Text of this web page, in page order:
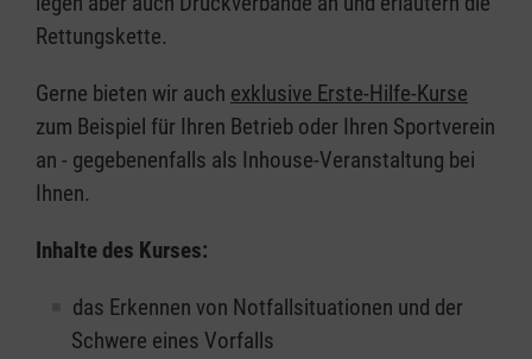
Rettungskette.
Gerne bieten wir auch exklusive Erste-Hilfe-Kurse
zum Beispiel für Ihren Betrieb oder Ihren Sportverein
an - gegebenenfalls als Inhouse-Veranstaltung bei
Ihnen.
Inhalte des Kurses:
das Erkennen von Notfallsituationen und der
Schwere eines Vorfalls